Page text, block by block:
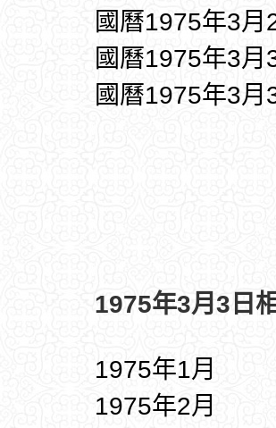
國曆1975年3
國曆1975年3
國曆1975年3
1975年3月3日
1975年1月
1975年2月